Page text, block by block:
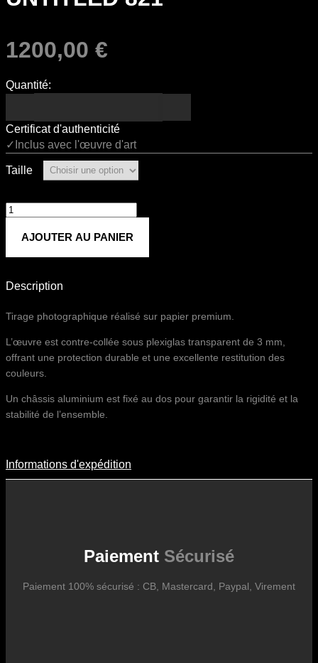
1200,00 €
Quantité:
Certificat d'authenticité
✓Inclus avec l'œuvre d'art
Taille
quantité
Untitled
821
AJOUTER AU PANIER
Description
Tirage photographique réalisé sur papier premium.
L’œuvre est contre-collée sous plexiglas transparent de 3 mm,
offrant une protection durable et une excellente restitution des
couleurs.
Un châssis aluminium est fixé au dos pour garantir la rigidité et la
stabilité de l’ensemble.
Informations D'expédition
des fluctuations tarifaires des transporteurs internationaux.
Informations d'expédition
Paiement Sécurisé
Paiement 100% sécurisé : CB, Mastercard, Paypal, Virement